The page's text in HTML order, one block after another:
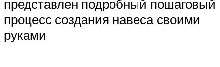
представлен подробный пошаговый
процесс создания навеса своими
руками